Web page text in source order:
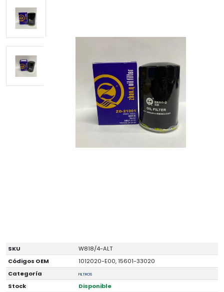
SKU
W818/4-ALT
Códigos OEM
1012020-E00, 15601-33020
Categoría
FILTROS
Stock Disponible